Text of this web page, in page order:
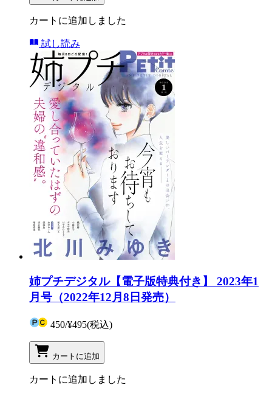
カートに追加しました
試し読み
姉プチデジタル【電子版特典付き】 2023年1
月号（2022年12月8日発売）
450/¥495(税込)
カートに追加
カートに追加しました